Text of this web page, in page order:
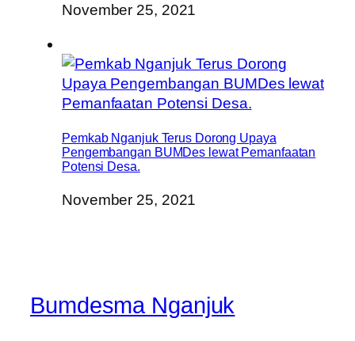
November 25, 2021
Pemkab Nganjuk Terus Dorong Upaya
Pengembangan BUMDes lewat Pemanfaatan
Potensi Desa.
November 25, 2021
Bumdesma Nganjuk